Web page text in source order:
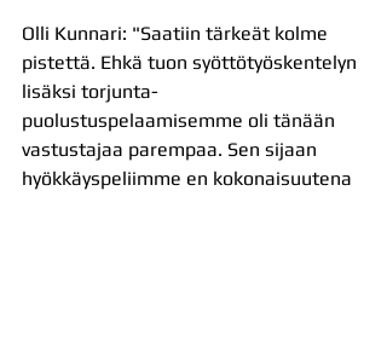
Olli Kunnari: "Saatiin tärkeät kolme
pistettä. Ehkä tuon syöttötyöskentelyn
lisäksi torjunta-
puolustuspelaamisemme oli tänään
vastustajaa parempaa. Sen sijaan
hyökkäyspeliimme en kokonaisuutena